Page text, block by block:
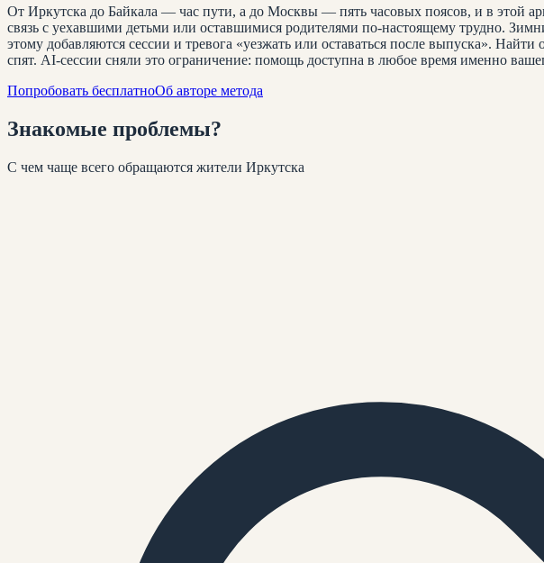
От Иркутска до Байкала — час пути, а до Москвы — пять часовых поясов, и в этой
связь с уехавшими детьми или оставшимися родителями по-настоящему трудно.
этому добавляются сессии и тревога «уезжать или оставаться после выпуска».
спят. AI-сессии сняли это ограничение: помощь доступна в любое время именно
Попробовать бесплатноОб авторе метода
Знакомые проблемы?
С чем чаще всего обращаются жители Иркутска